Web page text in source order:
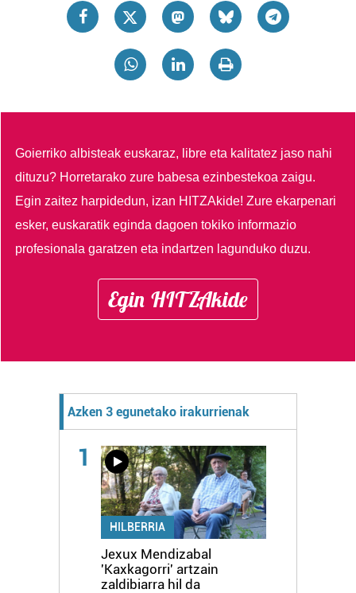
Goierriko albisteak euskaraz, libre eta kalitatez jaso nahi
dituzu? Horretarako zure babesa ezinbestekoa zaigu.
Egin zaitez harpidedun, izan HITZAkide!Zure ekarpenari
esker, euskaratik eginda dagoen tokiko informazio
profesionala garatzen eta indartzen lagunduko duzu.
Egin HITZAkide
Azken 3 egunetako irakurrienak
1
HILBERRIA
Jexux Mendizabal
'Kaxkagorri' artzain
zaldibiarra hil da